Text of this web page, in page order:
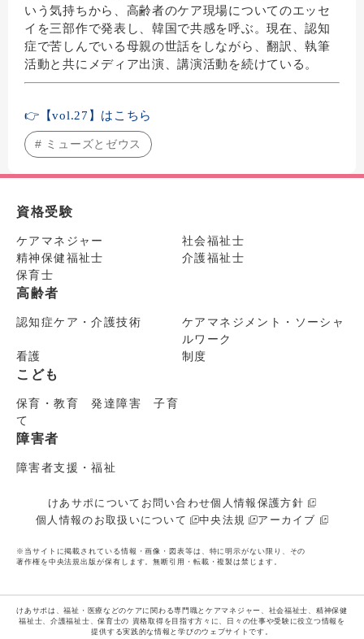
いう気持ちから、高齢者のケア現場についてのエッセ
イを三部作で発表し、韓国で共感を呼ぶ。現在、認知
症で苦しんでいる母親の世話をしながら、翻訳、執筆
活動と共にメディア出演、講演活動を続けている。
👉【vol.27】はこちら
# ミューズとゼウス
資格受験
ケアマネジャー
社会福祉士
精神保健福祉士
介護福祉士
保育士
高齢者
認知症ケア・介護技術
ケアマネジメント・ソーシャ
ルワーク
看護
制度
こども
保育・教育 発達障害 子育
て
障害者
障害者支援・福祉
けあサポについて お問い合わせ個人情報保護方針
個人情報のお取扱いについて
中央法規 アーカイブ
※当サイトに掲載されている情報・画像・図表等は、特に明示がない限り、その
著作権を中央法規出版が保有します。無断引用・転載・複製は禁じます。
けあサポは、福祉・医療などのケアに関わる専門職とケアマネジャー、社会福祉士、精神保健
福祉士、介護福祉士、保育士の 資格取得を目指す方々に、日々の仕事や受験に役立つ情報を
提供する実践的な情報と学びのウェブサイトです。